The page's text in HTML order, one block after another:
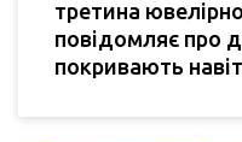
третина
повідомляє про
покривають